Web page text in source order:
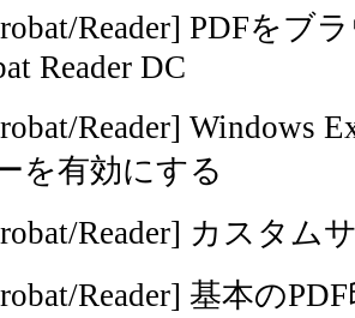
Reader] PDFをブ
Reader DC
Reader] Windows
を有効にする
Reader] カスタム
Reader] 基本の